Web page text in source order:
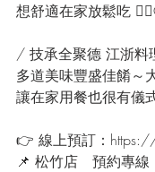
想舒適在家放鬆吃
/ 技承全聚德 江浙
多道美味豐盛佳餚～
讓在家用餐也很有儀
👉 線上預訂：
📌 松竹店　預約專